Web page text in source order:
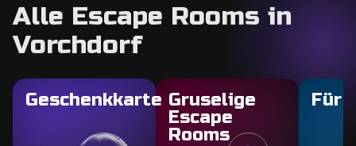
Alle Escape Rooms in
Vorchdorf
Geschenkkarte Gruselige
Escape
Rooms
Für